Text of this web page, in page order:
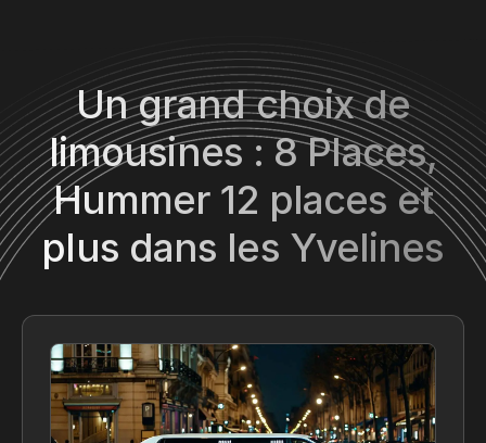
Un grand choix de
limousines : 8 Places,
Hummer 12 places et
plus dans les Yvelines